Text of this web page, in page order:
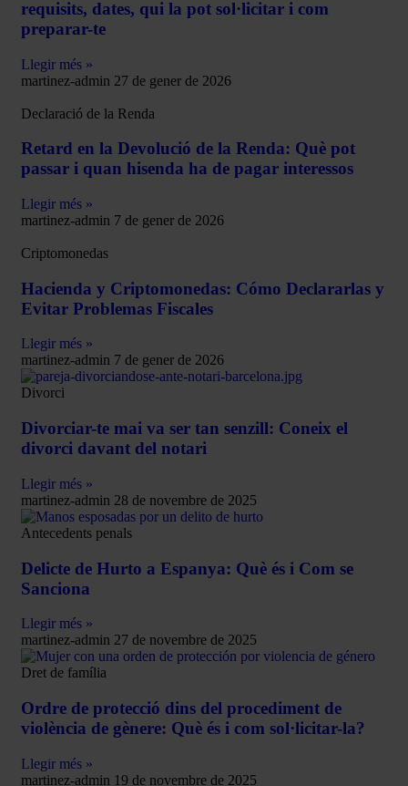
requisits, dates, qui la pot sol·licitar i com
preparar-te
Llegir més »
martinez-admin 27 de gener de 2026
Declaració de la Renda
Retard en la Devolució de la Renda: Què pot
passar i quan hisenda ha de pagar interessos
Llegir més »
martinez-admin 7 de gener de 2026
Criptomonedas
Hacienda y Criptomonedas: Cómo Declararlas y
Evitar Problemas Fiscales
Llegir més »
martinez-admin 7 de gener de 2026
Divorci
Divorciar-te mai va ser tan senzill: Coneix el
divorci davant del notari
Llegir més »
martinez-admin 28 de novembre de 2025
Antecedents penals
Delicte de Hurto a Espanya: Què és i Com se
Sanciona
Llegir més »
martinez-admin 27 de novembre de 2025
Dret de família
Ordre de protecció dins del procediment de
violència de gènere: Què és i com sol·licitar-la?
Llegir més »
martinez-admin 19 de novembre de 2025